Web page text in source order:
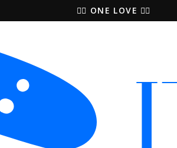
🚵‍♀️ ONE LOVE 🚴‍♀️